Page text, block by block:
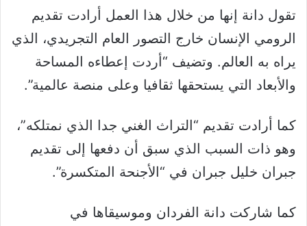
تقول دانة إنها من خلال هذا العمل أرادت تقديم
الرومي الإنسان خارج التصور العام التجريدي، الذي
يراه به العالم. وتضيف “أردت إعطاءه المساحة
والأبعاد التي يستحقها ثقافيا وعلى منصة عالمية”.
كما أرادت تقديم “التراث الغني جدا الذي نمتلكه”،
وهو ذات السبب الذي سبق أن دفعها إلى تقديم
جبران خليل جبران في “الأجنحة المتكسرة”.
كما شاركت دانة الفردان وموسيقاها في